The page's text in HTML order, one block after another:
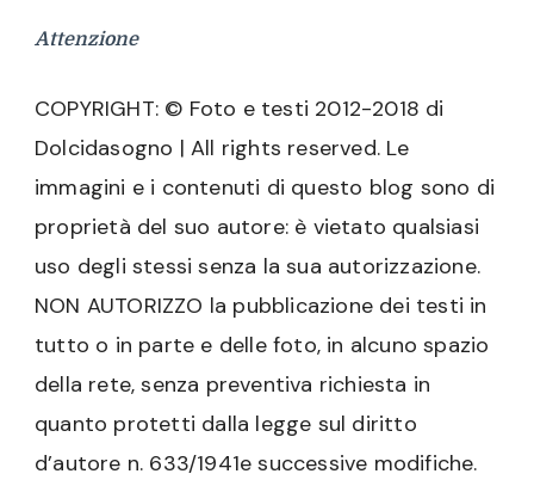
Attenzione
COPYRIGHT: © Foto e testi 2012-2018 di
Dolcidasogno | All rights reserved. Le
immagini e i contenuti di questo blog sono di
proprietà del suo autore: è vietato qualsiasi
uso degli stessi senza la sua autorizzazione.
NON AUTORIZZO la pubblicazione dei testi in
tutto o in parte e delle foto, in alcuno spazio
della rete, senza preventiva richiesta in
quanto protetti dalla legge sul diritto
d’autore n. 633/1941e successive modifiche.